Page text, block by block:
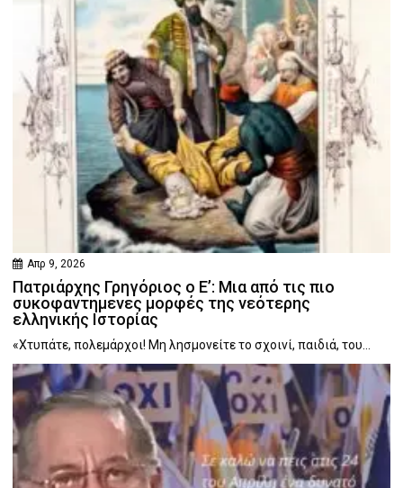
Απρ 9, 2026
Πατριάρχης Γρηγόριος ο Ε’: Μια από τις πιο
συκοφαντημενες μορφές της νεότερης
ελληνικής Ιστορίας
«Χτυπάτε, πολεμάρχοι! Μη λησμονείτε το σχοινί, παιδιά, του...